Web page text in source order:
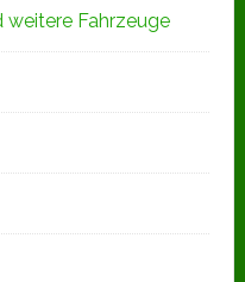
weitere Fahrzeuge